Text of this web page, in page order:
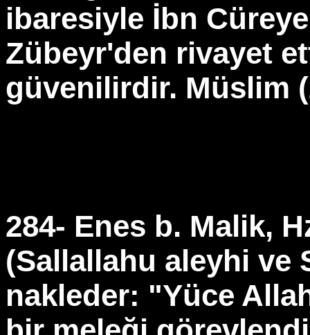
ibaresiyle İbn
Zübeyr'den rivayet
güvenilirdir. Müslim
284- Enes b. Malik,
(Sallallahu aleyhi ve
nakleder: "Yüce